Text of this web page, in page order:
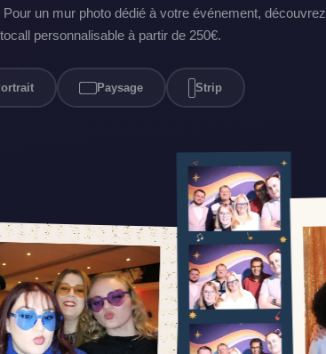
un mur photo dédié à votre événement, découvrez
personnalisable à partir de 250€.
Paysage Strip